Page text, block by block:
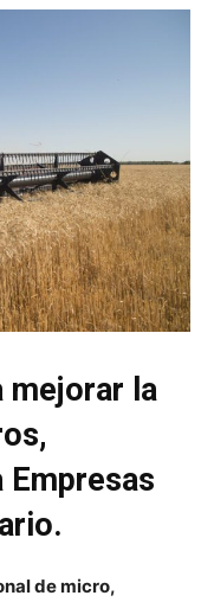
mejorar la
Empresas
de micro,